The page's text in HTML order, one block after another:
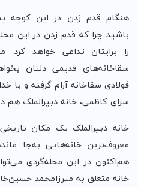
هنگام قدم زدن در این کوچه
باشید چرا که قدم زدن در این
را برایتان تداعی خواهد
سقاخانه‌های قدیمی دلتان
فولادی سقاخانه آرام گرفته و با
سرای کاظمی، خانه دبیرالملک هم
خانه دبیرالملک یک مکان
معروف‌ترین خانه‌هایی به‌جا
هم‌اکنون در این محله‌گردی
خانه متعلق به میرزامحمد